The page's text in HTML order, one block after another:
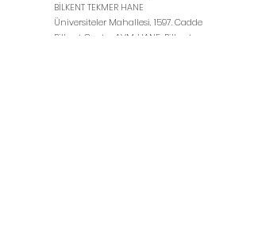
BİLKENT TEKMER HANE
Üniversiteler Mahallesi, 1597. Cadde
Bilkent Center AVM. HANE, Bilkent-